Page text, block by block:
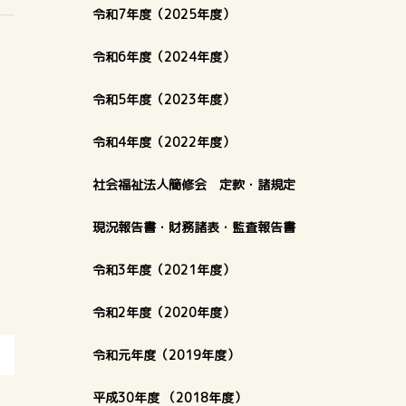
令和7年度（2025年度）
令和6年度（2024年度）
令和5年度（2023年度）
令和4年度（2022年度）
社会福祉法人簡修会 定款・諸規定
現況報告書・財務諸表・監査報告書
令和3年度（2021年度）
令和2年度（2020年度）
令和元年度（2019年度）
平成30年度 （2018年度）